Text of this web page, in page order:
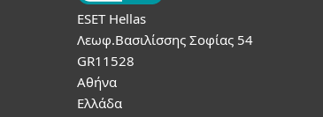
ESET Hellas
Λεωφ.Βασιλίσσης Σοφίας 54
GR11528
Αθήνα
Ελλάδα